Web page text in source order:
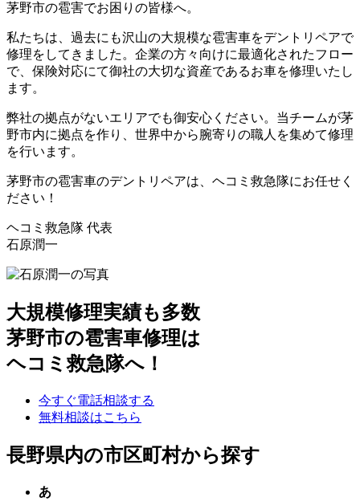
茅野市の雹害でお困りの皆様へ。
私たちは、過去にも沢山の大規模な雹害車をデントリペアで
修理をしてきました。企業の方々向けに最適化されたフロー
で、保険対応にて御社の大切な資産であるお車を修理いたし
ます。
弊社の拠点がないエリアでも御安心ください。当チームが茅
野市内に拠点を作り、世界中から腕寄りの職人を集めて修理
を行います。
茅野市の雹害車のデントリペアは、ヘコミ救急隊にお任せく
ださい！
ヘコミ救急隊 代表
石原潤一
大規模修理実績も多数
茅野市の雹害車修理は
ヘコミ救急隊へ！
今すぐ電話相談する
無料相談はこちら
長野県内の市区町村から探す
あ